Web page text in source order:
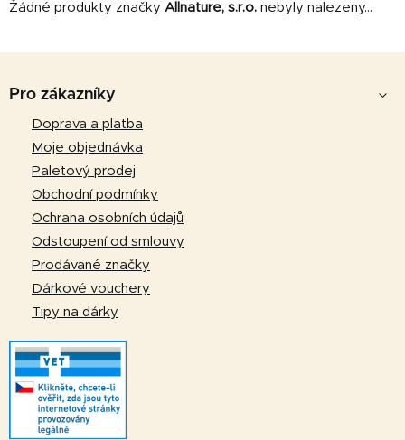
Žádné produkty značky Allnature, s.r.o. nebyly nalezeny...
Pro zákazníky
Doprava a platba
Moje objednávka
Paletový prodej
Obchodní podmínky
Ochrana osobních údajů
Odstoupení od smlouvy
Prodávané značky
Dárkové vouchery
Tipy na dárky